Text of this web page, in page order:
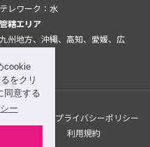
cookie
をクリ
同意する
ー
テレワーク：水
管轄エリア
九州地方、沖縄、高知、愛媛、広
プライバシーポリシー
体について 利用規約